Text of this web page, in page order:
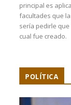
principal es
facultades que
sería pedirle
cual fue creado.
POLÍTICA